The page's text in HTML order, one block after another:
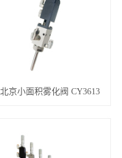
北京小面积雾化阀 CY3613